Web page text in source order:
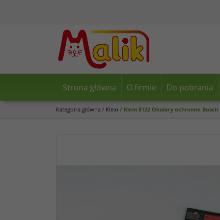
Strona główna O firmie Do pobrania
Kategoria główna / Klein / Klein 8122 Okulary ochronne Bosch